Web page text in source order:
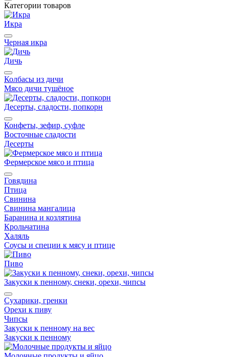
Категории товаров
Икра
Черная икра
Дичь
Колбасы из дичи
Мясо дичи тушёное
Десерты, сладости, попкорн
Конфеты, зефир, суфле
Восточные сладости
Десерты
Фермерское мясо и птица
Говядина
Птица
Свинина
Свинина мангалица
Баранина и козлятина
Крольчатина
Халяль
Соусы и специи к мясу и птице
Пиво
Закуски к пенному, снеки, орехи, чипсы
Сухарики, гренки
Орехи к пиву
Чипсы
Закуски к пенному на вес
Закуски к пенному